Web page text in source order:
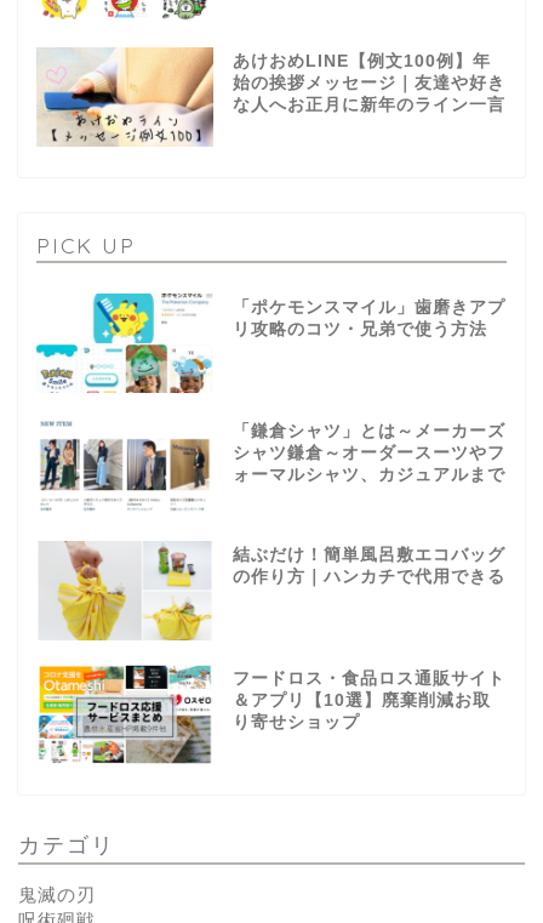
あけおめLINE【例文100例】年
始の挨拶メッセージ｜友達や好き
な人へお正月に新年のライン一言
PICK UP
「ポケモンスマイル」歯磨きアプ
リ攻略のコツ・兄弟で使う方法
「鎌倉シャツ」とは～メーカーズ
シャツ鎌倉～オーダースーツやフ
ォーマルシャツ、カジュアルまで
結ぶだけ！簡単風呂敷エコバッグ
の作り方｜ハンカチで代用できる
フードロス・食品ロス通販サイト
＆アプリ【10選】廃棄削減お取
り寄せショップ
カテゴリ
鬼滅の刃